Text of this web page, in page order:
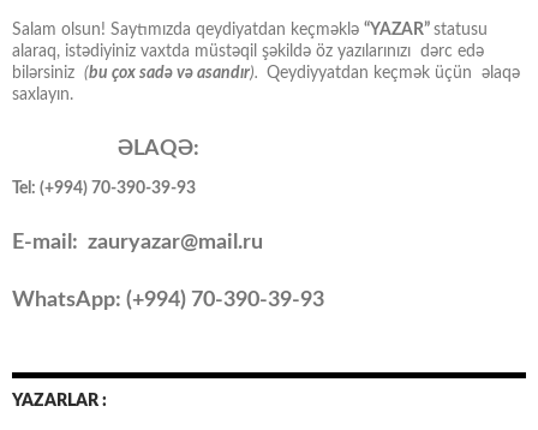
Salam olsun! Saytımızda qeydiyatdan keçməklə “YAZAR” statusu
alaraq, istədiyiniz vaxtda müstəqil şəkildə öz yazılarınızı dərc edə
bilərsiniz (bu çox sadə və asandır). Qeydiyyatdan keçmək üçün əlaqə
saxlayın.
ƏLAQƏ:
Tel: (+994) 70-390-39-93
E-mail: zauryazar@mail.ru
WhatsApp: (+994) 70-390-39-93
YAZARLAR :